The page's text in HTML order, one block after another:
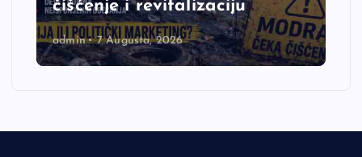
čišćenje i revitalizaciju
admin 7 Augusta, 2026